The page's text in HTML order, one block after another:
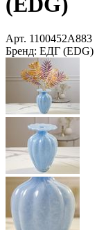
Арт. 1100452A883
Бренд: ЕДГ (EDG)